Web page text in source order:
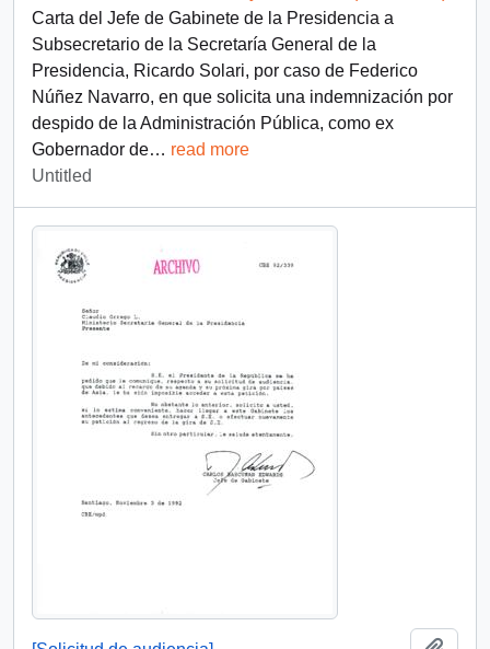
Carta del Jefe de Gabinete de la Presidencia a
Subsecretario de la Secretaría General de la
Presidencia, Ricardo Solari, por caso de Federico
Núñez Navarro, en que solicita una indemnización por
despido de la Administración Pública, como ex
Gobernador de… read more
Untitled